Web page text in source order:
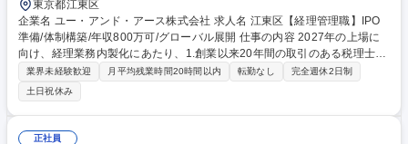
東京都江東区
企業名 ユー・アンド・アース株式会社 求人名 江東区【経理管理職】IPO
準備/体制構築/年収800万可/グローバル展開 仕事の内容 2027年の上場に
向け、経理業務内製化にあたり、1.創業以来20年間の取引のある税理士事
務所様、2.大手監査法人出身の公認会計士事務所の両者の支援を得ながら
進めますので、安心して仕事を進める事ができます。 ■月次・年次決算業
務の設計および実務運営 ■上場に向けた開示資料作成（決算短信、有価証
券報告書関連など） ■内部統制の整備（J-SOX対応準備） ■監査法人・税
理士対応 ■中国・タイ等の海外子会社の決算支援（補助） ■管理部門全体
業界未経験歓迎 月平均残業時間20時間以内 転勤なし
完全週休2日制
土日祝休み
正社員